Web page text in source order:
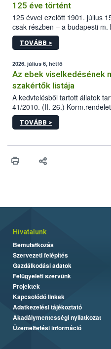
125 éve történt
125 évvel ezelőtt 1901. július
csak részben – a budapesti m.
állomás a Kis Rókus utca 15.
tervezett új épületébe.
TOVÁBB >
2026. július 6, hétfő
Az ebek viselkedésének
szakértők listája
A kedvtelésből tartott állatok
41/2010. (II. 26.)
sérülés, illetve ennek veszélye
hatósági feladatokat, valamint
vonni az ebek viselkedésének
TOVÁBB >
Hivatalunk
Bemutatkozás
Szervezeti felépítés
Gazdálkodási adatok
Felügyeleti szervünk
Projektek
Kapcsolódó linkek
Adatkezelési tájékoztató
Akadálymentességi nyilatkozat
Üzemeltetési információ